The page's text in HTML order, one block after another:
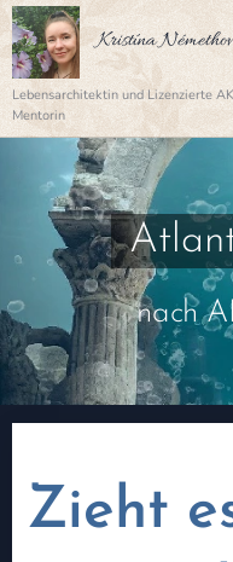
Kristína
Lebensarchitektin und Lizenzierte
Mentorin
nach
Zieht